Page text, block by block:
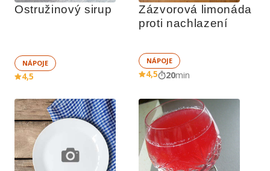
Ostružinový sirup
NÁPOJE
4,5
Zázvorová limonáda
proti nachlazení
NÁPOJE
4,5 20min